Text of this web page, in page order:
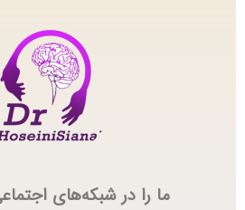
ما را در شبکه‌های